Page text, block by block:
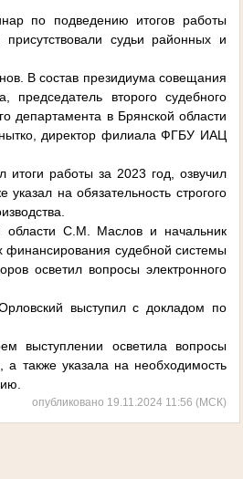
по подведению итогов работы
судьи районных и
В состав президиума совещания
председатель второго судебного
департамента в Брянской области
директор филиала ФГБУ ИАЦ
итоги работы за 2023 год, озвучил
на обязательность строгого
области С.М. Маслов и начальник
финансирования судебной системы
осветил вопросы электронного
выступил с докладом по
выступлении осветила вопросы
а также указала на необходимость
опубликовано 19.11.2024 11:56 (МСК)